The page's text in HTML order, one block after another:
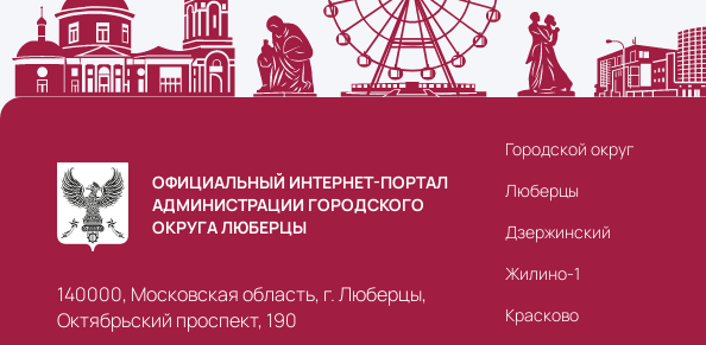
ОФИЦИАЛЬНЫЙ ИНТЕРНЕТ-ПОРТАЛ
АДМИНИСТРАЦИИ ГОРОДСКОГО
ОКРУГА ЛЮБЕРЦЫ
140000, Московская область, г. Люберцы,
Октябрьский проспект, 190
Городской округ
Люберцы
Дзержинский
Жилино-1
Красково